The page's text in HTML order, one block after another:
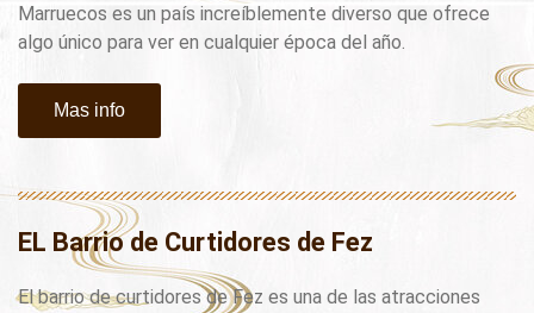
Marruecos es un país increíblemente diverso que ofrece
algo único para ver en cualquier época del año.
Mas info
EL Barrio de Curtidores de Fez
El barrio de curtidores de Fez es una de las atracciones